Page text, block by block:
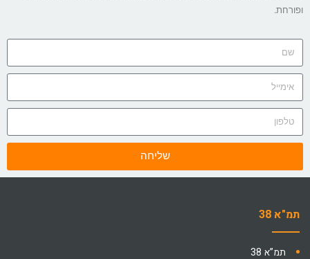
ופורחת.
שליחה
תמ"א 38
תמ”א 38